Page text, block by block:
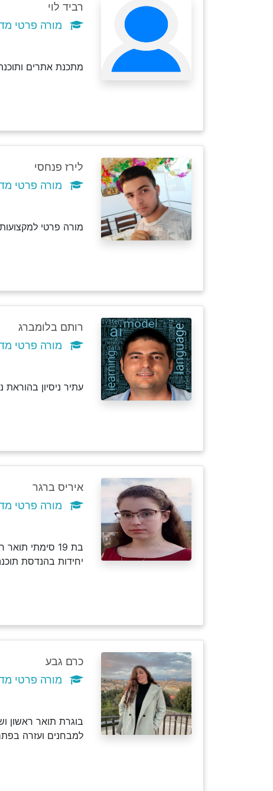
רביד לוי
מורה פרטי
מתכנת אתרים
לירז פנחסי
מורה פרטי
מורה פרטי
רותם בלומברג
מורה פרטי
עתיר ניסיון
איריס ברגר
מורה פרטי
יחידות בהנדסת
כרם גבע
מורה פרטי
בוגרת תואר ראשון
למבחנים ועזרה